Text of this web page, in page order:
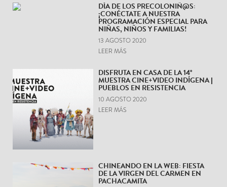
DÍA DE LOS PRECOLONIÑ@S:
¡CONÉCTATE A NUESTRA
PROGRAMACIÓN ESPECIAL PARA
NIÑAS, NIÑOS Y FAMILIAS!
13 AGOSTO 2020
LEER MÁS
DISFRUTA EN CASA DE LA 14°
MUESTRA CINE+VIDEO INDÍGENA |
PUEBLOS EN RESISTENCIA
10 AGOSTO 2020
LEER MÁS
CHINEANDO EN LA WEB: FIESTA
DE LA VIRGEN DEL CARMEN EN
PACHACAMITA